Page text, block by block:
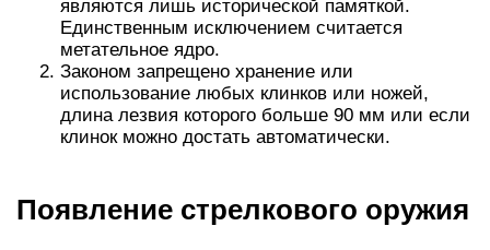
являются лишь исторической памяткой.
Единственным исключением считается
метательное ядро.
Законом запрещено хранение или
использование любых клинков или ножей,
длина лезвия которого больше 90 мм или если
клинок можно достать автоматически.
Появление стрелкового оружия